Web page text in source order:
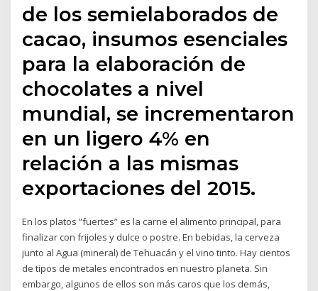
de los semielaborados de
cacao, insumos esenciales
para la elaboración de
chocolates a nivel
mundial, se incrementaron
en un ligero 4% en
relación a las mismas
exportaciones del 2015.
En los platos “fuertes” es la carne el alimento principal, para
finalizar con frijoles y dulce o postre. En bebidas, la cerveza
junto al Agua (mineral) de Tehuacán y el vino tinto. Hay cientos
de tipos de metales encontrados en nuestro planeta. Sin
embargo, algunos de ellos son más caros que los demás,